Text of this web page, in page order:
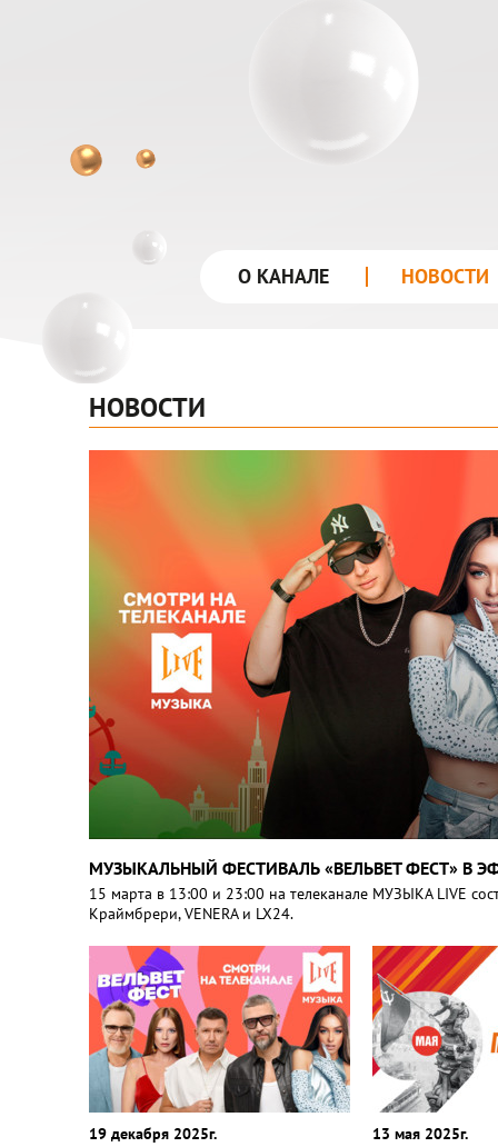
О КАНАЛЕ НОВОСТИ
НОВОСТИ
МУЗЫКАЛЬНЫЙ ФЕСТИВАЛЬ «ВЕЛЬВЕТ ФЕСТ» В
15 марта в 13:00 и 23:00 на телеканале МУЗЫКА LIVE
Краймбрери, VENERA и LX24.
19 декабря 2025г. 13 мая 2025г.